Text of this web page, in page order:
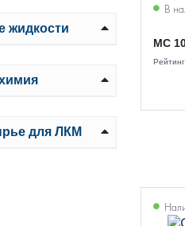
жидкости
для ЛКМ
В
МС